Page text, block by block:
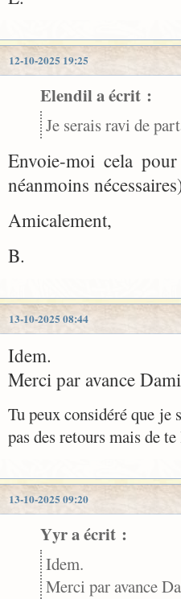
12-10-2025 19:25
Elendil a écrit :
Je serais ravi de
Envoie-moi cela
néanmoins
Amicalement,
B.
13-10-2025 08:44
Idem.
Merci par avance
Tu peux considéré que je
pas des retours mais de
13-10-2025 09:20
Yyr a écrit :
Idem.
Merci par avance